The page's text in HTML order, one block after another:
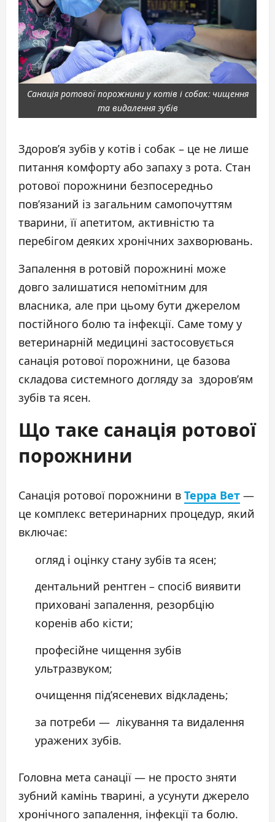
Санація ротової порожнини у котів і собак: чищення
та видалення зубів
Здоров’я зубів у котів і собак – це не лише
питання комфорту або запаху з рота. Стан
ротової порожнини безпосередньо
пов’язаний із загальним самопочуттям
тварини, її апетитом, активністю та
перебігом деяких хронічних захворювань.
Запалення в ротовій порожнині може
довго залишатися непомітним для
власника, але при цьому бути джерелом
постійного болю та інфекції. Саме тому у
ветеринарній медицині застосовується
санація ротової порожнини, це базова
складова системного догляду за здоров’ям
зубів та ясен.
Що таке санація ротової
порожнини
Санація ротової порожнини в Терра Вет —
це комплекс ветеринарних процедур, який
включає:
огляд і оцінку стану зубів та ясен;
дентальний рентген – спосіб виявити
приховані запалення, резорбцію
коренів або кісти;
професійне чищення зубів
ультразвуком;
очищення під’ясеневих відкладень;
за потреби — лікування та видалення
уражених зубів.
Головна мета санації — не просто зняти
зубний камінь тварині, а усунути джерело
хронічного запалення, інфекції та болю.